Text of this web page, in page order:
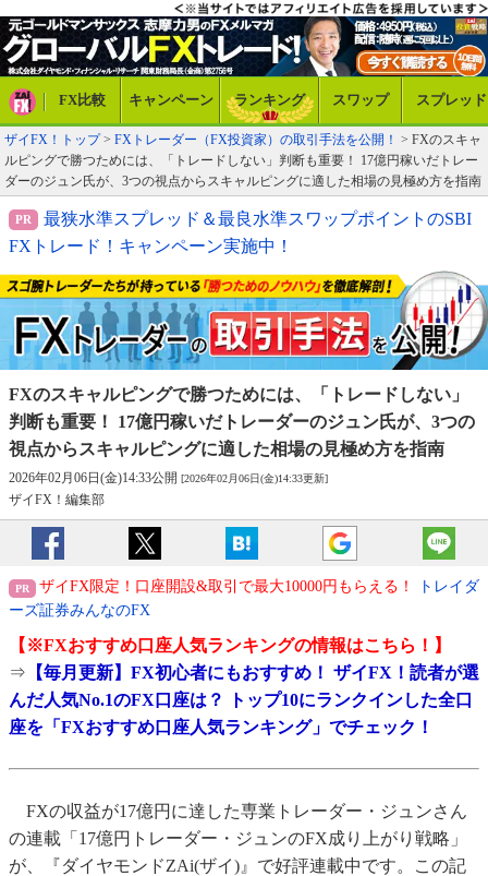
FX比較 キャンペーン ランキング スワップ スプレッド
ザイFX！トップ> FXトレーダー（FX投資家）の取引手法を公開！ > FXのスキャ
ルピングで勝つためには、「トレードしない」判断も重要！ 17億円稼いだトレー
ダーのジュン氏が、3つの視点からスキャルピングに適した相場の見極め方を指南
最狭水準スプレッド＆最良水準スワップポイントのSBI
FXトレード！キャンペーン実施中！
FXのスキャルピングで勝つためには、「トレードしない」
判断も重要！ 17億円稼いだトレーダーのジュン氏が、3つの
視点からスキャルピングに適した相場の見極め方を指南
2026年02月06日(金)14:33公開 [2026年02月06日(金)14:33更新]
ザイFX！編集部
ザイFX限定！口座開設&取引で最大10000円もらえる！
トレイダ
ーズ証券みんなのFX
【※FXおすすめ口座人気ランキングの情報はこちら！】
⇒ 【毎月更新】FX初心者にもおすすめ！ ザイFX！読者が選
んだ人気No.1のFX口座は？ トップ10にランクインした全口
座を「FXおすすめ口座人気ランキング」でチェック！
FXの収益が17億円に達した専業トレーダー・ジュンさん
の連載「17億円トレーダー・ジュンのFX成り上がり戦略」
が、『ダイヤモンドZAi(ザイ)』で好評連載中です。この記